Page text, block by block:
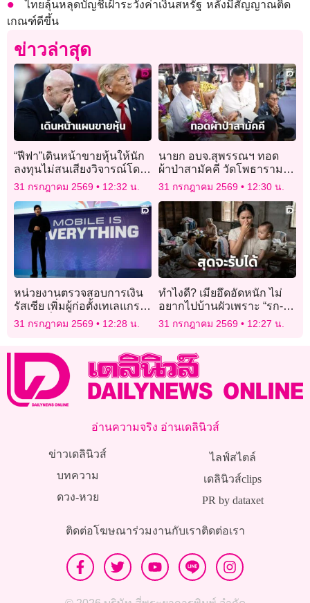
ไทยลุ้นหลุดบัญชีเฝ้าระวังค่าเงินสหรัฐ หลังมีสัญญาณติด
เกณฑ์ดีขึ้น
ข่าวล่าสุด
“ฟีฟา”เดินหน้าขายหุ้นให้นัก
ลงทุนไม่สนเสียงวิจารณ์โดย
เฉพาะจากยูฟา
31 กรกฎาคม 2569 12:32 น.
นายก อบจ.สุพรรณฯ ทอด
ผ้าป่าสามัคคี วัดโพธาราม
ระดมทุนสาธารณประโยชน์
31 กรกฎาคม 2569 12:30 น.
หน่วยงานตรวจสอบการเงิน
รัสเซีย เพิ่มผู้ก่อตั้งเทเลแกรม
ในรายชื่อ “หัวรุนแรง-ผู้
ก่อการร้าย”
31 กรกฎาคม 2569 12:28 น.
ทำไงดี? เมียอึดอัดหนัก ไม่
อยากไปบ้านผัวเพราะ “รก-ไม่
สะอาด” สงสารลูกวัย 7 เดือน
ต้องเสี่ยงเชื้อโรค!
31 กรกฎาคม 2569 12:27 น.
อ่านความจริง อ่านเดลินิวส์
ข่าวเดลินิวส์
บทความ
ดวง-หวย
ไลฟ์สไตล์
เดลินิวส์clips
PR by dataxet
ติดต่อโฆษณาร่วมงานกับเราติดต่อเรา